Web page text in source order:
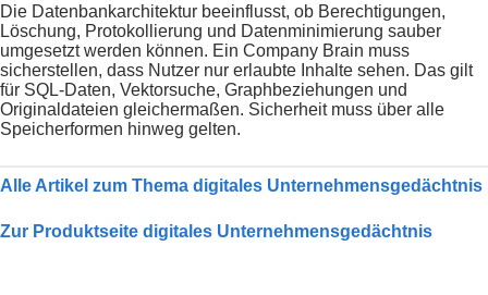
Die Datenbankarchitektur beeinflusst, ob Berechtigungen,
Löschung, Protokollierung und Datenminimierung sauber
umgesetzt werden können. Ein Company Brain muss
sicherstellen, dass Nutzer nur erlaubte Inhalte sehen. Das gilt
für SQL-Daten, Vektorsuche, Graphbeziehungen und
Originaldateien gleichermaßen. Sicherheit muss über alle
Speicherformen hinweg gelten.
Alle Artikel zum Thema digitales Unternehmensgedächtnis
Zur Produktseite digitales Unternehmensgedächtnis